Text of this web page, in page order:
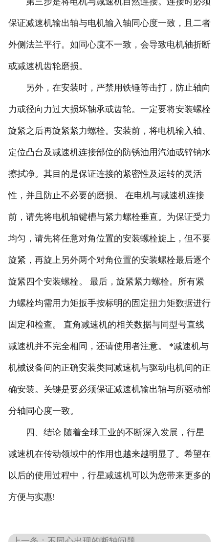
保证减速机输出轴与电机输入轴同心度一致，且二者
外侧法兰平行。如同心度不一致，会导致电机轴折断
或减速机齿轮磨损。
另外，在安装时，严禁用铁锤等击打，防止轴向
力或径向力过大损坏轴承或齿轮。一定要将安装螺栓
旋紧之后再旋紧紧力螺栓。安装前，将电机输入轴、
定位凸台及减速机连接部位的防锈油用汽油或锌钠水
擦拭净。其目的是保证连接的紧密性及运转的灵活
性，并且防止不必要的磨损。 在电机与减速机连接
前，请先将电机轴键槽与紧力螺栓垂直。为保证受力
均匀，请先将任意对角位置的安装螺栓旋上，但不要
旋紧，再旋上另外两个对角位置的安装螺栓最后逐个
旋紧四个安装螺栓。 最后，旋紧紧力螺栓。所有紧
力螺栓均需用力矩扳手按标明的固定扭力矩数据进行
固定和检查。 直角减速机的相关数据与同型号直线
减速机并不完全相同，还请使用者注意。 *减速机与
机械设备间的正确安装类同减速机与驱动电机间的正
确安装。关键是要必须保证减速机输出轴与所驱动部
分轴同心度一致。
四、结论 随着全球工业的不断深入发展，行星
减速机在传动领域中的作用也越来越明显了。希望在
以后的使用过程中，行星减速机可以为您带来更多的
方便与实惠!